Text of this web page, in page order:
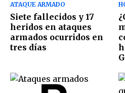
ATAQUE ARMADO
Siete fallecidos y 17
heridos en ataques
armados ocurridos en
tres días